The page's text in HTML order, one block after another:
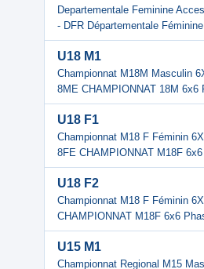
Departementale Feminine
- DFR Départementale
U18 M1
Championnat M18M Masculin
8ME CHAMPIONNAT 18M
U18 F1
Championnat M18 F Féminin
8FE CHAMPIONNAT M18F
U18 F2
Championnat M18 F Féminin
CHAMPIONNAT M18F 6x6
U15 M1
Championnat Regional M15